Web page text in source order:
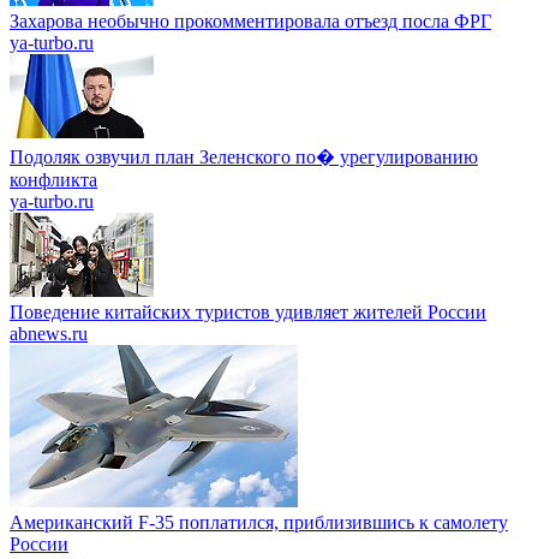
Захарова необычно прокомментировала отъезд посла ФРГ
ya-turbo.ru
Подоляк озвучил план Зеленского по� урегулированию
конфликта
ya-turbo.ru
Поведение китайских туристов удивляет жителей России
abnews.ru
Американский F-35 поплатился, приблизившись к самолету
России